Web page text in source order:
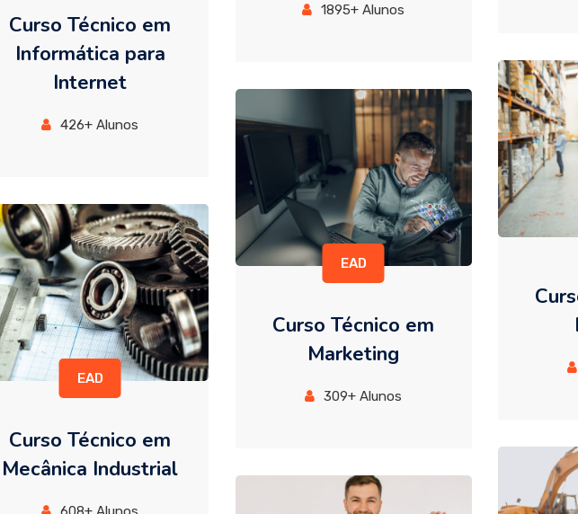
1895+ Alunos
Curso Técnico em
Informática para
Internet
426+ Alunos
EAD
Curso Técnico em
Marketing
309+ Alunos
EAD
Curso Técnico em
Mecânica Industrial